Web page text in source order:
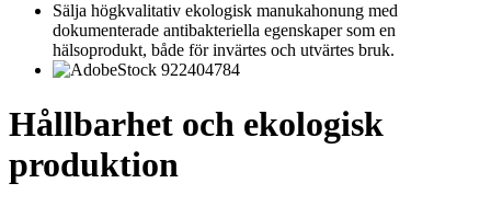
Sälja högkvalitativ ekologisk manukahonung med
dokumenterade antibakteriella egenskaper som en
hälsoprodukt, både för invärtes och utvärtes bruk.
Hållbarhet och ekologisk
produktion